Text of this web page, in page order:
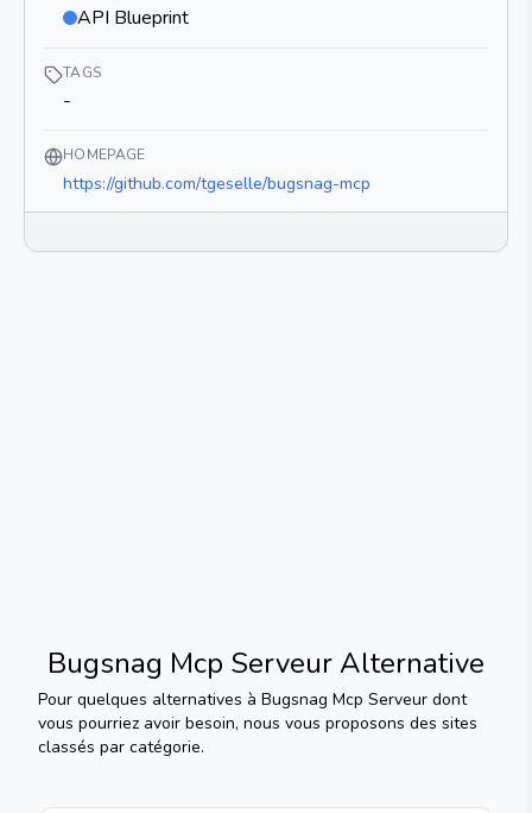
API Blueprint
TAGS
-
HOMEPAGE
https://github.com/tgeselle/bugsnag-mcp
Bugsnag Mcp Serveur Alternative
Pour quelques alternatives à Bugsnag Mcp Serveur dont
vous pourriez avoir besoin, nous vous proposons des sites
classés par catégorie.